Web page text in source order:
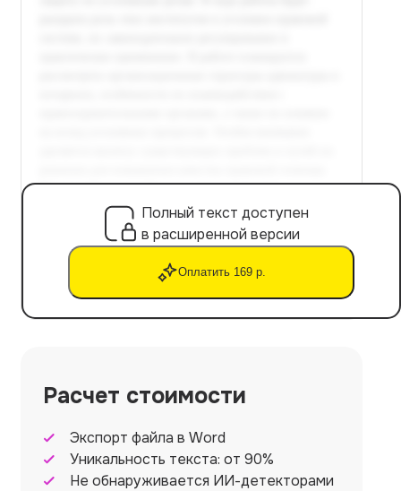
Полный текст доступен
в расширенной версии
Оплатить 169 р.
Расчет стоимости
Экспорт файла в Word
Уникальность текста: от 90%
Не обнаруживается ИИ-детекторами